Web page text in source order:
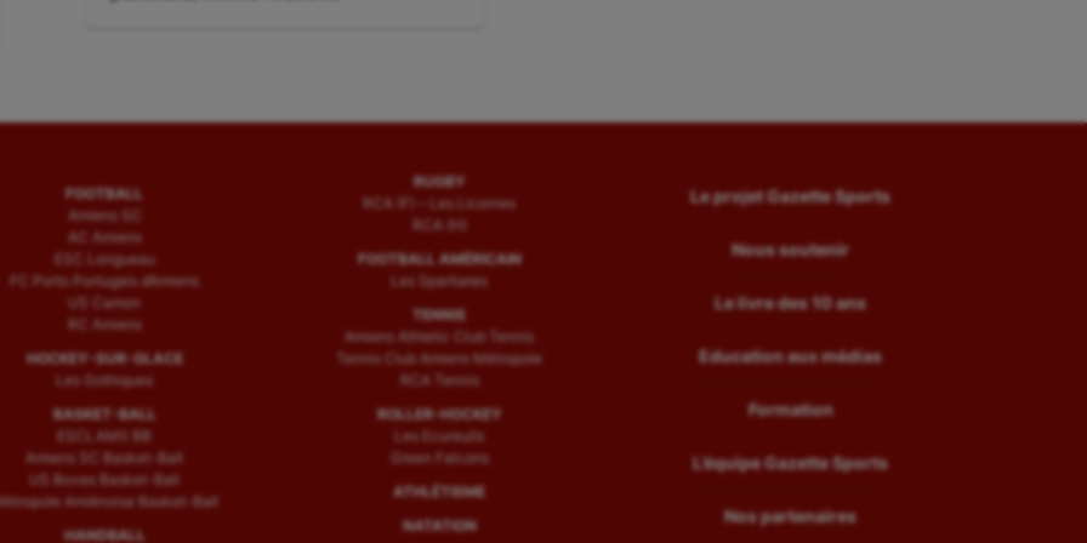
FOOTBALL
Amiens SC
AC Amiens
ESC Longueau
FC Porto Portugais d’Amiens
US Camon
RC Amiens
HOCKEY-SUR-GLACE
Les Gothiques
BASKET-BALL
ESCLAMS BB
Amiens SC Basket-Ball
US Boves Basket-Ball
Amiénoise Basket-Ball
HANDBALL
RUGBY
RCA (F) – Les Licornes
RCA (H)
FOOTBALL AMÉRICAIN
Les Spartiates
TENNIS
Amiens Athletic Club Tennis
Tennis Club Amiens Métropole
RCA Tennis
ROLLER-HOCKEY
Les Ecureuils
Green Falcons
ATHLÉTISME
NATATION
Le projet Gazette Sports
Nous soutenir
Le livre des 10 ans
Education aux médias
Formation
L’équipe Gazette Sports
Nos partenaires